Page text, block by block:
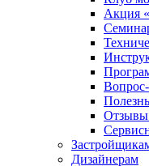
Акция
Отзывы
Дизайнерам